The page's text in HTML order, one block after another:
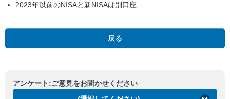
2023年以前のNISAと新NISAは別口座
戻る
アンケート:ご意見をお聞かせください